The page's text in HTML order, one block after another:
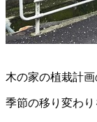
木の家の植栽計画
季節の移り変わり